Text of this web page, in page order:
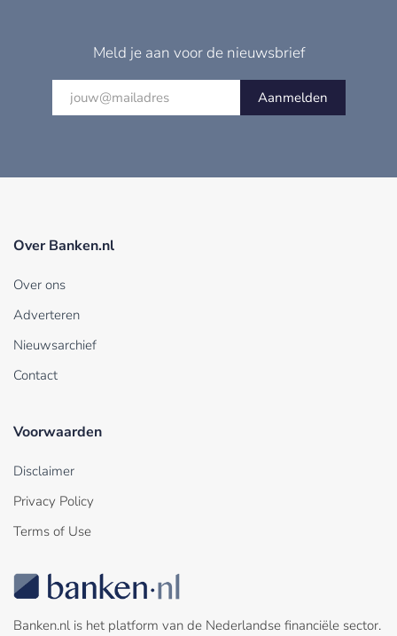
Meld je aan voor de nieuwsbrief
Aanmelden
Over Banken.nl
Over ons
Adverteren
Nieuwsarchief
Contact
Voorwaarden
Disclaimer
Privacy Policy
Terms of Use
Banken.nl is het platform van de Nederlandse financiële sector.